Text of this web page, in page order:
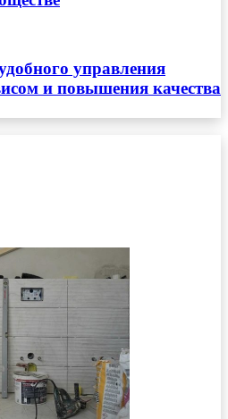
управления
и повышения качества